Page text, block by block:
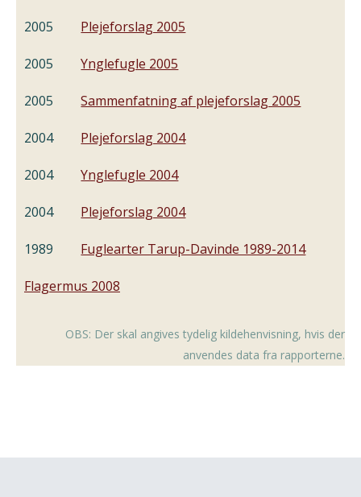
2005 Plejeforslag 2005
2005 Ynglefugle 2005
2005 Sammenfatning af plejeforslag 2005
2004 Plejeforslag 2004
2004 Ynglefugle 2004
2004 Plejeforslag 2004
1989 Fuglearter Tarup-Davinde 1989-2014
Flagermus 2008
OBS: Der skal angives tydelig kildehenvisning, hvis der
anvendes data fra rapporterne.